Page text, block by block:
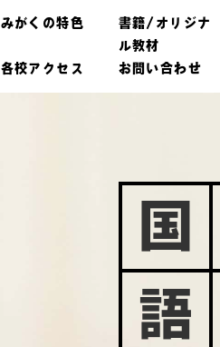
みがくの特色
書籍/オリジナ
ル教材
各校アクセス お問い合わせ
国
語